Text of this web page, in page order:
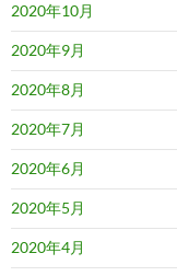
2020年10月
2020年9月
2020年8月
2020年7月
2020年6月
2020年5月
2020年4月